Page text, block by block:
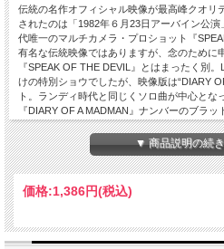
伝統の名作オフィシャル映像が最高峰クオリ
されたのは「1982年６月23日アーバイン公
代唯一のマルチカメラ・プロショット『
有名な伝統映像ではありますが、念のために
『SPEAK OF THE DEVIL』とはまったく別
けの特別ショウでしたが、映像版は“DIARY
ト。ランディ時代と同じくソロ曲が中心とな
『DIARY OF A MADMAN』ナンバーのブラ
のです。その事情をイメージするためにも、
ールで振り返ってみましょう。・１月１日-
日ランディ死去→バーニー・トーメ参加》・
《ブラッド・ギルス参加》・４月13日-28
月９日-15日：日本（５公演）・８月１日-８
ー離脱》・９月26日＋27日：北米#4（２公
ート離脱→ジェイク＆ドン・コスタ参加》こ
後、バーニー・トーメが７公演だけのピンチ
▼ 商品説明の続
価格:1,386円(税込)